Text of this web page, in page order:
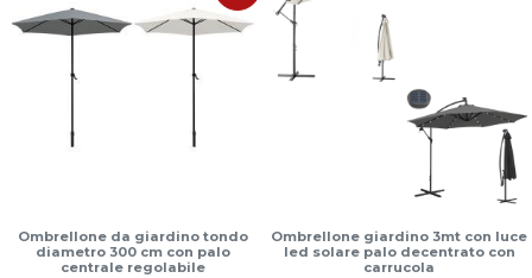
Ombrellone da giardino tondo
diametro 300 cm con palo
centrale regolabile
Ombrellone giardino 3mt con luce
led solare palo decentrato con
carrucola